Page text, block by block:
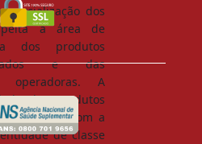
dos
a área de
dos produtos
e das
operadoras. A
dos produtos
de acordo com a
de classe